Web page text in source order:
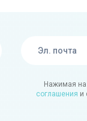
Нажимая на
соглашения и